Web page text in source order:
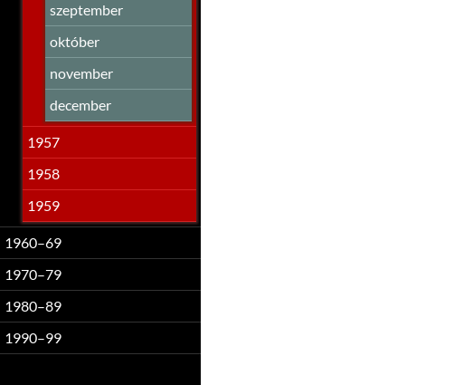
szeptember
október
november
december
1957
1958
1959
1960–69
1970–79
1980–89
1990–99